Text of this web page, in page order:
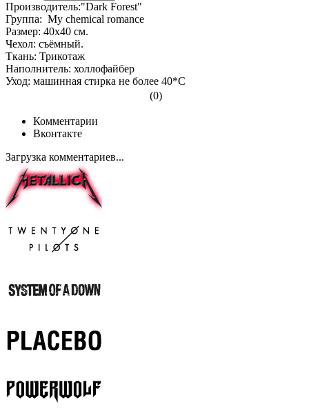
Производитель:"Dark Forest"
Группа: My chemical romance
Размер: 40х40 см.
Чехол: съёмный.
Ткань: Трикотаж
Наполнитель: холлофайбер
Уход: машинная стирка не более 40*С
(0)
Комментарии
Вконтакте
Загрузка комментариев...